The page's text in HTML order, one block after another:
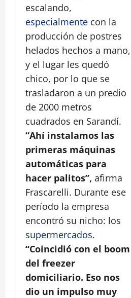
escalando,
especialmente con la
producción de postres
helados hechos a mano,
y el lugar les quedó
chico, por lo que se
trasladaron a un predio
de 2000 metros
cuadrados en Sarandí.
“Ahí instalamos las
primeras máquinas
automáticas para
hacer palitos”, afirma
Frascarelli. Durante ese
período la empresa
encontró su nicho: los
supermercados.
“Coincidió con el boom
del freezer
domiciliario. Eso nos
dio un impulso muy